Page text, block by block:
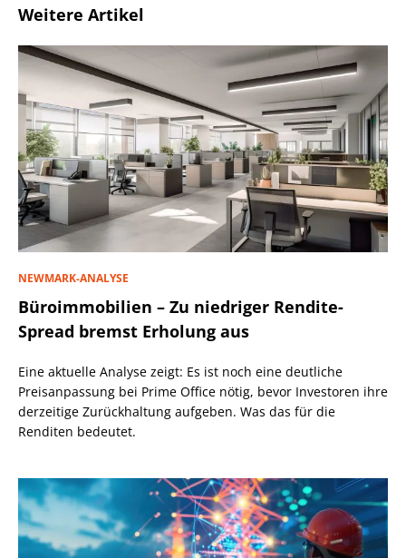
Weitere Artikel
NEWMARK-ANALYSE
Büroimmobilien – Zu niedriger Rendite-
Spread bremst Erholung aus
Eine aktuelle Analyse zeigt: Es ist noch eine deutliche
Preisanpassung bei Prime Office nötig, bevor Investoren ihre
derzeitige Zurückhaltung aufgeben. Was das für die
Renditen bedeutet.